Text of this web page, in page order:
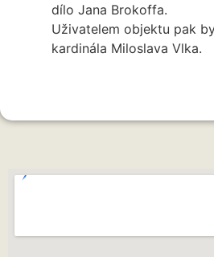
dílo Jana Brokoffa.
Uživatelem objektu pak
kardinála Miloslava Vlka.